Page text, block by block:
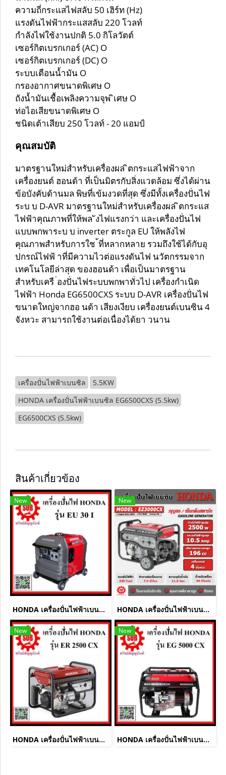
ความถี่กระแสไฟสลับ 50 เฮิร์ท (Hz)
แรงดันไฟฟ้ากระแสสลับ 220 โวลท์
กำลังไฟใช้งานปกติ 5.0 กิโลวัตต์
เซอร์กิตเบรกเกอร์ (AC) O
เซอร์กิตเบรกเกอร์ (DC) O
ระบบเตือนน้ำมัน O
กรองอากาศขนาดพิเศษ O
ถังน้ำมันเชื้อเพลิงความจุพ ิเศษ O
ท่อไอเสียขนาดพิเศษ O
ชนิดเต้าเสียบ 250 โวลท์ - 20 แอมป์
คุณสมบัติ
มาตรฐานใหม่สำหรับเครื่องผล ิตกระแสไฟฟ้าจาก
เครื่องยนต์ ฮอนด้า ที่เป็นมิตรกับสิ่งแวดล้อม ซึ่งได้ผ่าน
ข้อบังคับด้านมล พิษที่เข้มงวดที่สุด ซึ่งมีทั้งเครื่องปั่นไฟ
ระบ บ D-AVR มาตรฐานใหม่สำหรับเครื่องผล ิตกระแส
ไฟฟ้าคุณภาพที่ให้พล ังไฟแรงกว่า และเครื่องปั่นไฟ
แบบพกพาระบ บ inverter ตระกูล EU ให้พลังไฟ
คุณภาพสำหรับการใช ้ที่หลากหลาย รวมถึงใช้ได้กับอุ
ปกรณ์ไฟฟ้ าที่มีความไวต่อแรงดันไฟ นวัตกรรมจาก
เทคโนโลยีล่าสุด ของฮอนด้า เพื่อเป็นมาตรฐาน
สำหรับเครื ่องปั่นไฟระบบพกพาทั่วไป เครื่องกำเนิด
ไฟฟ้า Honda EG6500CXS ระบบ D-AVR เครื่องปั่นไฟ
ขนาดใหญ่จากฮอ นด้า เสียงเงียบ เครื่องยนต์เบนซิน 4
จังหวะ สามารถใช้งานต่อเนื่องได้ยา วนาน
เครื่องปั่นไฟฟ้าเบนซิล
5.5KW
HONDA เครื่องปั่นไฟฟ้าเบนซิล EG6500CXS (5.5kw)
EG6500CXS (5.5kw)
สินค้าเกี่ยวข้อง
New
HONDA เครื่องปั่นไฟฟ้าเบนซิน EU30i (3.0KW)
New
HONDA เครื่องปั่นไฟฟ้าเบนซิน EZ3000CX (2.5KW)
New
HONDA เครื่องปั่นไฟฟ้าเบนซิล ER2500CX (2.0kw)
New
HONDA เครื่องปั่นไฟฟ้าเบนซิล EG5000CX (4.5kw)